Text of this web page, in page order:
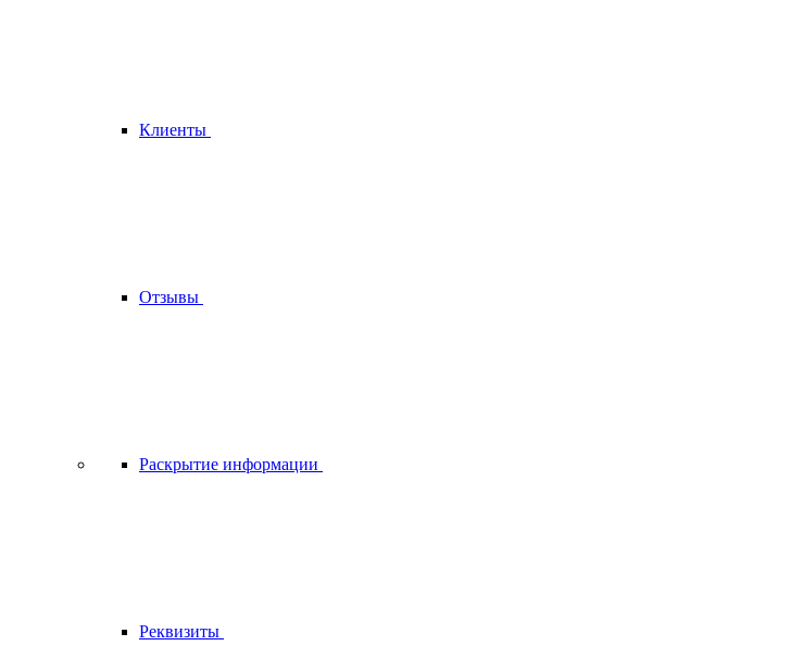
Клиенты
Отзывы
Раскрытие информации
Реквизиты